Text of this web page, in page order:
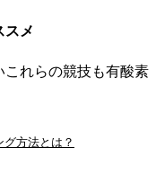
スメ
れらの競技も有酸素
グ方法とは？